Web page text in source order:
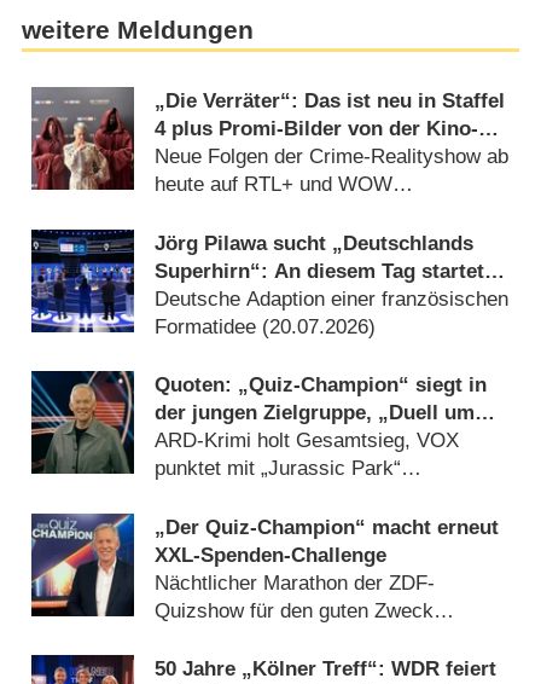
weitere Meldungen
„Die Verräter“: Das ist neu in Staffel
4 plus Promi-Bilder von der Kino-
Premiere
Neue Folgen der Crime-Realityshow ab
heute auf RTL+ und WOW
Jörg Pilawa sucht „Deutschlands
Superhirn“: An diesem Tag startet
die neue Sat.1-Quizshow
Deutsche Adaption einer französischen
Formatidee (20.07.2026)
Quoten: „Quiz-Champion“ siegt in
der jungen Zielgruppe, „Duell um
die Welt“-Best-of geht völlig unter
ARD-Krimi holt Gesamtsieg, VOX
punktet mit „Jurassic Park“
„Der Quiz-Champion“ macht erneut
XXL-Spenden-Challenge
Nächtlicher Marathon der ZDF-
Quizshow für den guten Zweck
50 Jahre „Kölner Treff“: WDR feiert